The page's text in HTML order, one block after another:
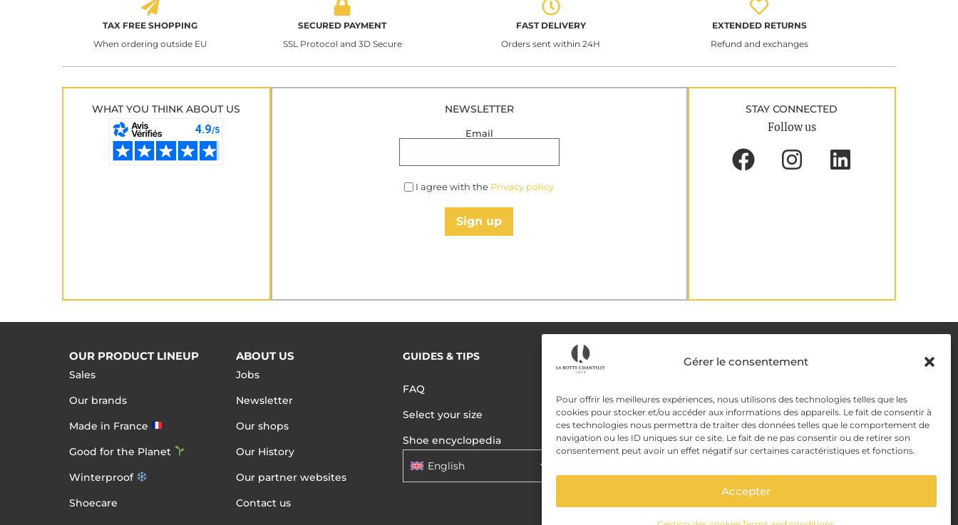
Gérer le consentement
Pour offrir les meilleures expériences, nous utilisons des technologies telles que les
cookies pour stocker et/ou accéder aux informations des appareils. Le fait de consentir à
ces technologies nous permettra de traiter des données telles que le comportement de
navigation ou les ID uniques sur ce site. Le fait de ne pas consentir ou de retirer son
consentement peut avoir un effet négatif sur certaines caractéristiques et fonctions.
Accepter
TAX FREE SHOPPING
When ordering outside EU
SECURED PAYMENT
SSL Protocol and 3D Secure
FAST DELIVERY
Orders sent within 24H
EXTENDED RETURNS
Refund and exchanges
WHAT YOU THINK ABOUT US NEWSLETTER
Email
I agree with the Privacy policy
Sign up
STAY CONNECTED
Follow us
OUR PRODUCT LINEUP
Sales
Our brands
Made in France
Good for the Planet
Winterproof
Shoecare
ABOUT US
Jobs
Newsletter
Our shops
Our History
Our partner websites
Contact us
GUIDES & TIPS
FAQ
Select your size
Shoe encyclopedia
English
READ MORE
Terms of use
Privacy policy
Data Privacy Management
DELIVERY METHODS
PAYMENT METHODS